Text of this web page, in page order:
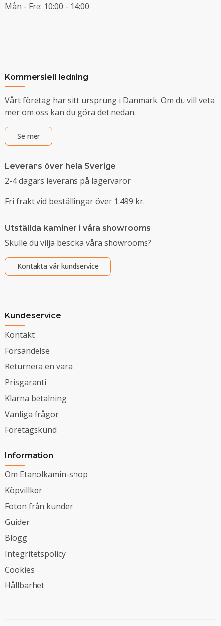
Mån - Fre: 10:00 - 14:00
Kommersiell ledning
Vårt företag har sitt ursprung i Danmark. Om du vill veta
mer om oss kan du göra det nedan.
Se mer
Leverans över hela Sverige
2-4 dagars leverans på lagervaror
Fri frakt vid beställingar över 1.499 kr.
Utställda kaminer i våra showrooms
Skulle du vilja besöka våra showrooms?
Kontakta vår kundservice
Kundeservice
Kontakt
Försändelse
Returnera en vara
Prisgaranti
Klarna betalning
Vanliga frågor
Företagskund
Information
Om Etanolkamin-shop
Köpvillkor
Foton från kunder
Guider
Blogg
Integritetspolicy
Cookies
Hållbarhet